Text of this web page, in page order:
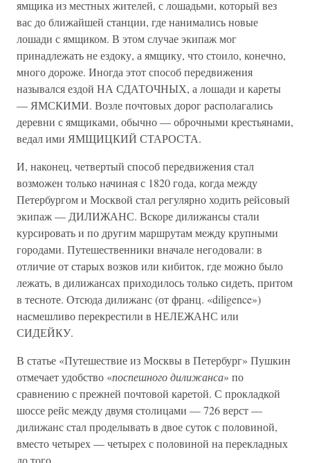
ямщика из местных жителей, с лошадьми, который вез
вас до ближайшей станции, где нанимались новые
лошади с ямщиком. В этом случае экипаж мог
принадлежать не ездоку, а ямщику, что стоило, конечно,
много дороже. Иногда этот способ передвижения
назывался ездой НА СДАТОЧНЫХ, а лошади и кареты
— ЯМСКИМИ. Возле почтовых дорог располагались
деревни с ямщиками, обычно — оброчными крестьянами,
ведал ими ЯМЩИЦКИЙ СТАРОСТА.
И, наконец, четвертый способ передвижения стал
возможен только начиная с 1820 года, когда между
Петербургом и Москвой стал регулярно ходить рейсовый
экипаж — ДИЛИЖАНС. Вскоре дилижансы стали
курсировать и по другим маршрутам между крупными
городами. Путешественники вначале негодовали: в
отличие от старых возков или кибиток, где можно было
лежать, в дилижансах приходилось только сидеть, притом
в тесноте. Отсюда дилижанс (от франц. «diligence»)
насмешливо перекрестили в НЕЛЕЖАНС или
СИДЕЙКУ.
В статье «Путешествие из Москвы в Петербург» Пушкин
отмечает удобство «поспешного дилижанса» по
сравнению с прежней почтовой каретой. С прокладкой
шоссе рейс между двумя столицами — 726 верст —
дилижанс стал проделывать в двое суток с половиной,
вместо четырех — четырех с половиной на перекладных
до того.